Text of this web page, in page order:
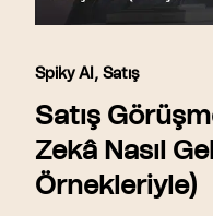
Spiky AI , Satış
Satış
Zekâ Nasıl
Örnekleriyle)